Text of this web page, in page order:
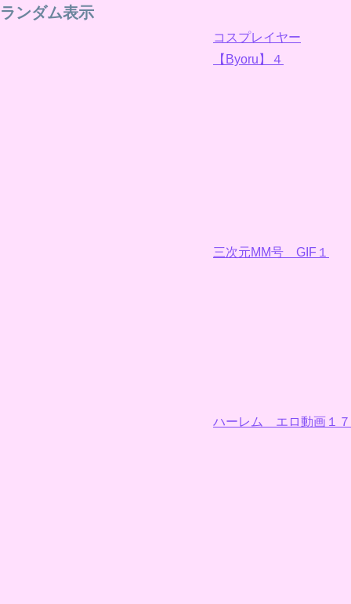
ランダム表示
コスプレイヤー
【Byoru】４
三次元MM号 GIF１
ハーレム エロ動画１７